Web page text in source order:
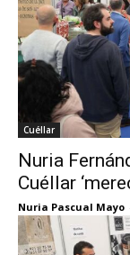
Cuéllar
Nuria
Cuéllar
Nuria Pascual Mayo